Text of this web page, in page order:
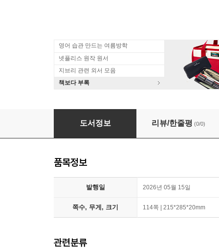
영어 습관 만드는 여름방학
넷플리스 원작 원서
지브리 관련 외서 모음
책보다 부록
BBC Homes & Antiques (월간) : 2026년 05월
도서정보 리뷰/한줄평 (0/0)
품목정보
발행일 2026년 05월 15일
쪽수, 무게, 크기 114쪽 | 215*285*20mm
관련분류